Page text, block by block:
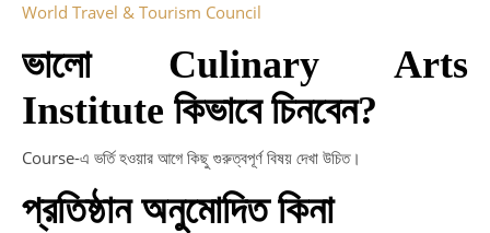
World Travel & Tourism Council
ভালো Culinary Arts
Institute কিভাবে চিনবেন?
Course-এ ভর্তি হওয়ার আগে কিছু গুরুত্বপূর্ণ বিষয় দেখা উচিত।
প্রতিষ্ঠান অনুমোদিত কিনা